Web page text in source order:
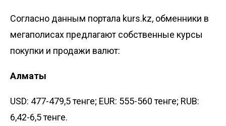
Согласно данным портала kurs.kz, обменники в
мегаполисах предлагают собственные курсы
покупки и продажи валют:
Алматы
USD: 477-479,5 тенге; EUR: 555-560 тенге; RUB:
6,42-6,5 тенге.